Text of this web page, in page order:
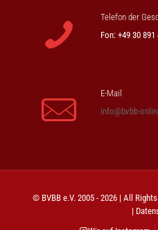
Telefon der
Fon: +49 30 891
E-Mail
info@bvbb-
© BVBB e.V. 2005 - 2026 | All
|